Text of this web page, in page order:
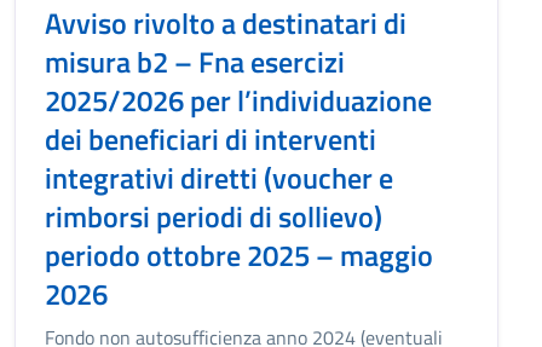
Avviso rivolto a destinatari di
misura b2 – Fna esercizi
2025/2026 per l’individuazione
dei beneficiari di interventi
integrativi diretti (voucher e
rimborsi periodi di sollievo)
periodo ottobre 2025 – maggio
2026
Fondo non autosufficienza anno 2024 (eventuali